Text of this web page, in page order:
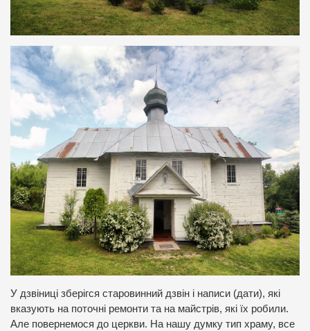
У дзвіниці зберігся старовинний дзвін і написи (дати), які
вказують на поточні ремонти та на майстрів, які їх робили.
Але повернемося до церкви. На нашу думку тип храму, все